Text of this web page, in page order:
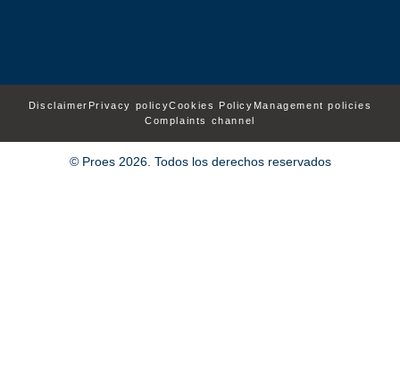
Disclaimer Privacy policyCookies Policy Management policies
Complaints channel
© Proes 2026. Todos los derechos reservados